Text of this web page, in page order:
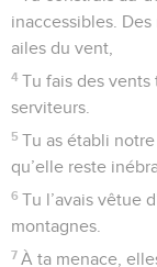
16 Les arbres,
pleins de vie
Dieu a plantés.
17 C’est là que
demeure là, sur
18 Les sommets
bouquetins Et les
rongeurs se
C’est lui qui a